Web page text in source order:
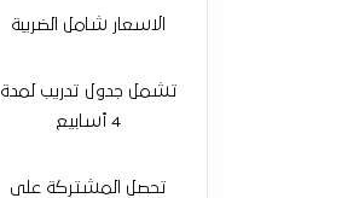
الاسعار شامل الضريبة
تشمل جدول تدريب لمدة
4 أسابيع
تحصل المشتركة على